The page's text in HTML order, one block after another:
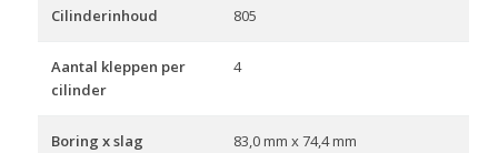
Cilinderinhoud 805
Aantal kleppen per
cilinder
4
Boring x slag 83,0 mm x 74,4 mm